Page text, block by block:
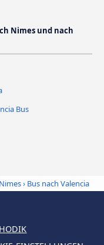
Nimes und nach
Bus
› Bus nach Valencia